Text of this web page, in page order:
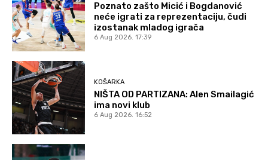
Poznato zašto Micić i Bogdanović
neće igrati za reprezentaciju, čudi
izostanak mladog igrača
6 Aug 2026. 17:39
KOŠARKA
NIŠTA OD PARTIZANA: Alen Smailagić
ima novi klub
6 Aug 2026. 16:52